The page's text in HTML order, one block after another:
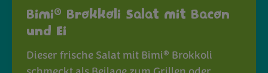
Bimi® Brokkoli Salat mit Bacon
und Ei
Dieser frische Salat mit Bimi® Brokkoli